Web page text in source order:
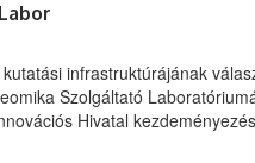
infrastruktúrájának
Szolgáltató
Hivatal